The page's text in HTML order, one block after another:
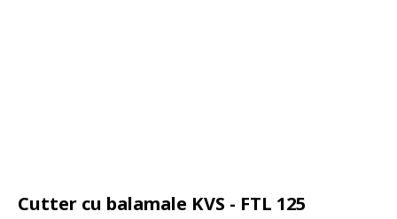
Cutter cu balamale KVS - FTL 125